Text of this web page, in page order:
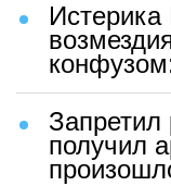
Истерика
получил